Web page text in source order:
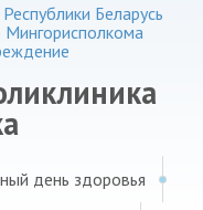
Беларусь
день здоровья